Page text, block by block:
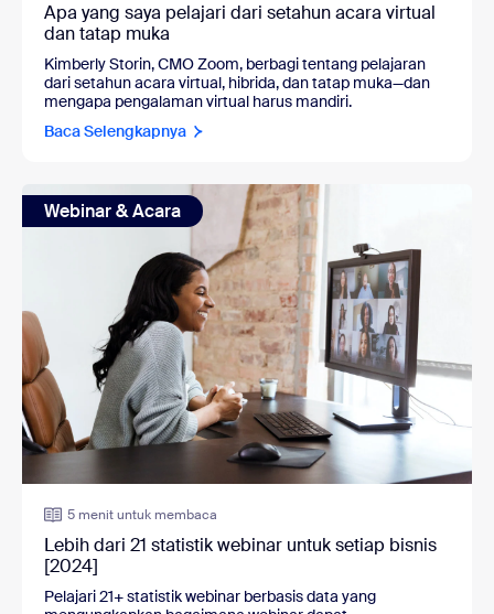
Apa yang saya pelajari dari setahun acara virtual
dan tatap muka
Kimberly Storin, CMO Zoom, berbagi tentang pelajaran
dari setahun acara virtual, hibrida, dan tatap muka—dan
mengapa pengalaman virtual harus mandiri.
Baca Selengkapnya
Webinar & Acara
5 menit untuk membaca
Lebih dari 21 statistik webinar untuk setiap bisnis
[2024]
Pelajari 21+ statistik webinar berbasis data yang